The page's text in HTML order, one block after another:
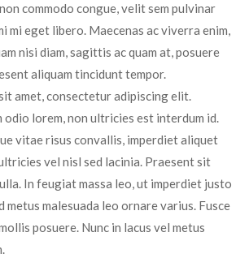
commodo congue, velit sem pulvinar
mi eget libero. Maecenas ac viverra enim,
nisi diam, sagittis ac quam at, posuere
aliquam tincidunt tempor.
amet, consectetur adipiscing elit.
odio lorem, non ultricies est interdum id.
vitae risus convallis, imperdiet aliquet
vel nisl sed lacinia. Praesent sit
In feugiat massa leo, ut imperdiet justo
malesuada leo ornare varius. Fusce
posuere. Nunc in lacus vel metus